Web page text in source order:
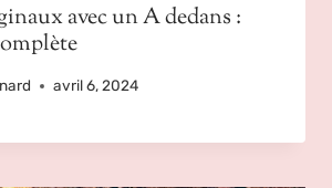
avec un A dedans :
avril 6, 2024